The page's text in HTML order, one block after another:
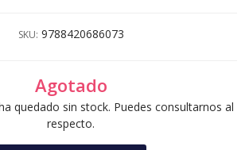
SKU: 9788420686073
Agotado
quedado sin stock. Puedes consultarnos al
respecto.